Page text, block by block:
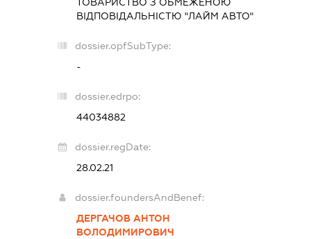
ВІДПОВІДАЛЬНІСТЮ "ЛАЙМ АВТО"
dossier.opfSubType:
-
dossier.edrpo:
44034882
dossier.regDate:
28.02.21
dossier.foundersAndBenef:
ДЕРГАЧОВ АНТОН
ВОЛОДИМИРОВИЧ